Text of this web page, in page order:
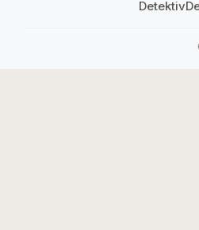
Detektiv